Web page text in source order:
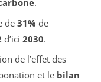
.
de31% de
d’ici 2030.
de l’effet des
et le bilan